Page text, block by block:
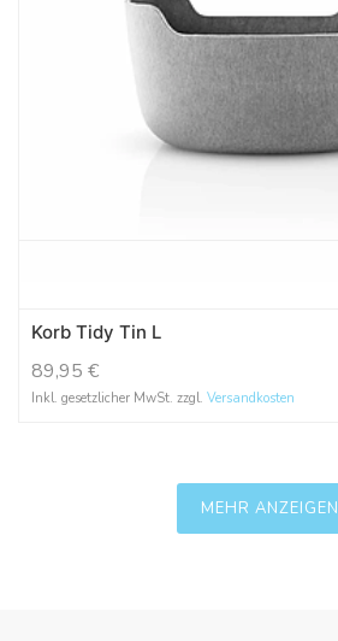
Korb Tidy Tin L
89,95 €
Inkl. gesetzlicher MwSt. zzgl. Versandkosten
MEHR ANZEIGEN